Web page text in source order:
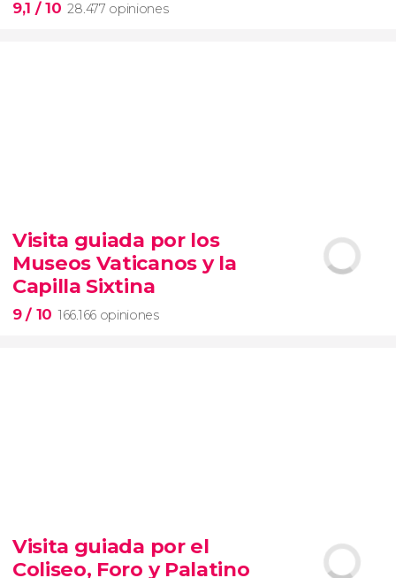
9,1 / 10 28.477 opiniones
Contrastes de Nueva York
barrios de Queens, el Bronx y Brooklyn
Visita guiada por los
Museos Vaticanos y la
Capilla Sixtina
9/ 10 166.166 opiniones
visita guiada por los Museos Vaticanos y la Capilla
Sixtina
Visita guiada por el
Coliseo, Foro y Palatino